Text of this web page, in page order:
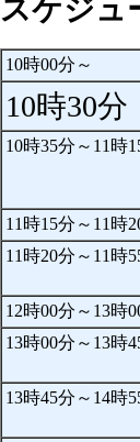
スケジュ
10時00分～
10時30分
10時35分～11時
11時15分～11時
11時20分～11時
12時00分～13時
13時00分～13時
13時45分～14時